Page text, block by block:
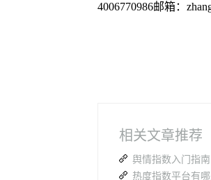
4006770986邮箱：
相关文章推荐